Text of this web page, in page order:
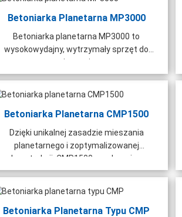
Betoniarka Planetarna MP3000
Betoniarka planetarna MP3000 to
wysokowydajny, wytrzymały sprzęt do
mieszania.
Betoniarka Planetarna CMP1500
Dzięki unikalnej zasadzie mieszania
planetarnego i zoptymalizowanej
konstrukcji, CMP1500 przełamuje...
Betoniarka Planetarna Typu CMP